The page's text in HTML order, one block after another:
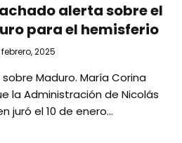
alerta sobre el
para el hemisferio
2025
Maduro. María Corina
la Administración de Nicolás
juró el 10 de enero…